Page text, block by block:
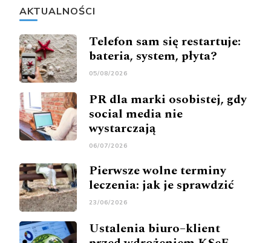
AKTUALNOŚCI
Telefon sam się restartuje:
bateria, system, płyta?
05/08/2026
PR dla marki osobistej, gdy
social media nie
wystarczają
06/07/2026
Pierwsze wolne terminy
leczenia: jak je sprawdzić
23/06/2026
Ustalenia biuro–klient